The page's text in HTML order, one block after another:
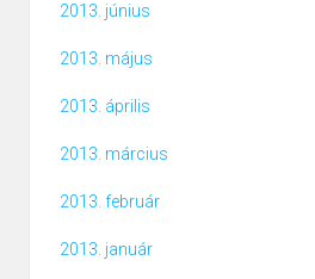
2013. június
2013. május
2013. április
2013. március
2013. február
2013. január